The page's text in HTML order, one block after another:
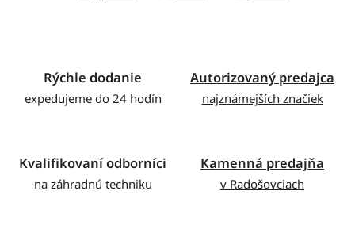
Rýchle dodanie
expedujeme do 24 hodín
Autorizovaný predajca
najznámejších značiek
Kvalifikovaní odborníci
na záhradnú techniku
Kamenná predajňa
v Radošovciach